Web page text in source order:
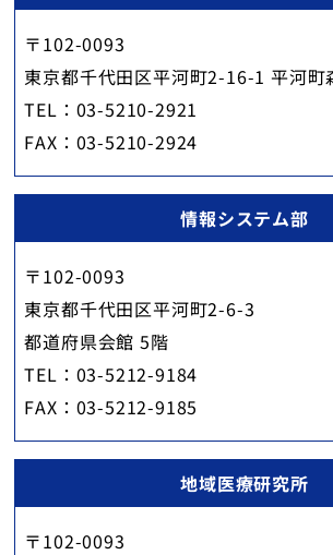
〒102-0093
東京都千代田区平河町2-16-1 平河町
TEL：03-5210-2921
FAX：03-5210-2924
情報システム部
〒102-0093
東京都千代田区平河町2-6-3
都道府県会館 5階
TEL：03-5212-9184
FAX：03-5212-9185
地域医療研究所
〒102-0093